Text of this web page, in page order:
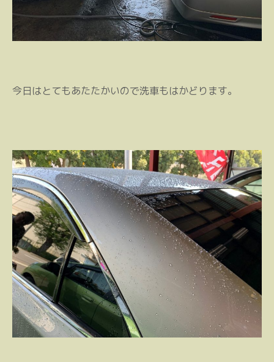
今日はとてもあたたかいので洗車もはかどります。